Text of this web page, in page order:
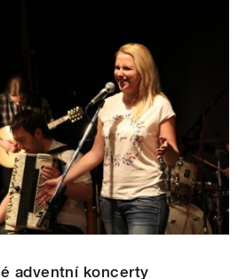
adventní koncerty